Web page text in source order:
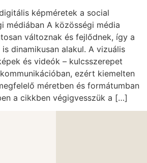
képméretek a social
médiában A közösségi média
változnak és fejlődnek, így a
dinamikusan alakul. A vizuális
és videók – kulcsszerepet
ezért kiemelten
méretben és formátumban
a cikkben végigvesszük a […]